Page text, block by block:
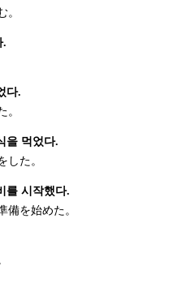
。
.
다.
。
을 먹었다.
した。
를 시작했다.
備を始めた。